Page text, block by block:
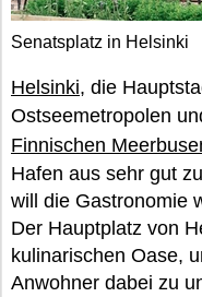
Senatsplatz in Helsinki
Helsinki, die
Ostseemetropolen
Finnischen
Hafen aus sehr gut
will die Gastronomie
Der Hauptplatz von
kulinarischen Oase,
Anwohner dabei zu